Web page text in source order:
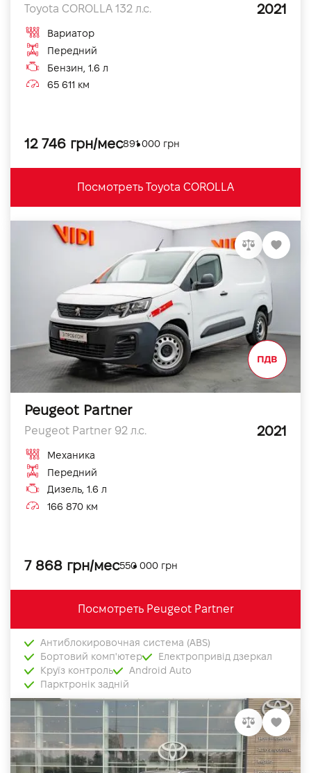
Toyota COROLLA 132 л.с. 2021
Вариатор
Передний
Бензин, 1.6 л
65 611 км
12 746 грн/мес891 000 грн
Посмотреть Toyota COROLLA
Peugeot Partner
Peugeot Partner 92 л.с. 2021
Механика
Передний
Дизель, 1.6 л
166 870 км
7 868 грн/мес550 000 грн
Посмотреть Peugeot Partner
Антиблокировочная система (ABS)
Бортовий комп'ютер
Електропривід дзеркал
Круїз контроль
Android Auto
Парктронік задній